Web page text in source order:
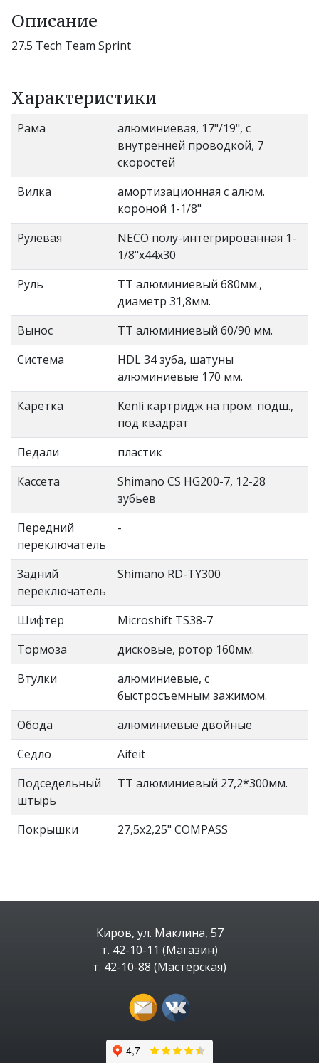
Описание
27.5 Tech Team Sprint
Характеристики
Рама
алюминиевая, 17"/19", с
внутренней проводкой, 7
скоростей
Вилка
амортизационная с алюм.
короной 1-1/8"
Рулевая
NECO полу-интегрированная 1-
1/8"х44х30
Руль
TT алюминиевый 680мм.,
диаметр 31,8мм.
Вынос
TT алюминиевый 60/90 мм.
Система
HDL 34 зуба, шатуны
алюминиевые 170 мм.
Каретка
Kenli картридж на пром. подш.,
под квадрат
Педали
пластик
Кассета
Shimano CS HG200-7, 12-28
зубьев
Передний
переключатель
-
Задний
переключатель
Shimano RD-TY300
Шифтер
Microshift TS38-7
Тормоза
дисковые, ротор 160мм.
Втулки
алюминиевые, с
быстросъемным зажимом.
Обода
алюминиевые двойные
Седло
Aifeit
Подседельный
штырь
TT алюминиевый 27,2*300мм.
Покрышки 27,5x2,25" COMPASS
Киров, ул. Маклина, 57
т. 42-10-11 (Магазин)
т. 42-10-88 (Мастерская)